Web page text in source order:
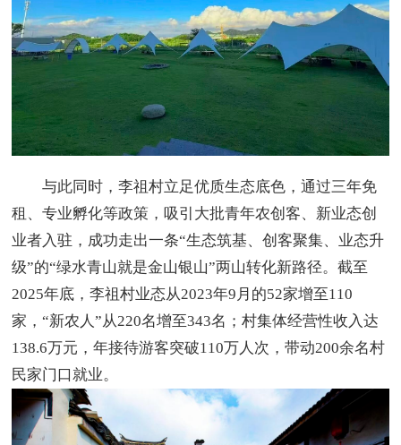
与此同时，李祖村立足优质生态底色，通过三年免
租、专业孵化等政策，吸引大批青年农创客、新业态创
业者入驻，成功走出一条“生态筑基、创客聚集、业态升
级”的“绿水青山就是金山银山”两山转化新路径。截至
2025年底，李祖村业态从2023年9月的52家增至110
家，“新农人”从220名增至343名；村集体经营性收入达
138.6万元，年接待游客突破110万人次，带动200余名村
民家门口就业。